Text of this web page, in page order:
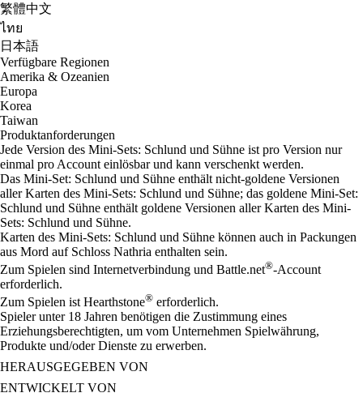
繁體中文
ไทย
日本語
Verfügbare Regionen
Amerika & Ozeanien
Europa
Korea
Taiwan
Produktanforderungen
Jede Version des Mini-Sets: Schlund und Sühne ist pro Version nur
einmal pro Account einlösbar und kann verschenkt werden.
Das Mini-Set: Schlund und Sühne enthält nicht-goldene Versionen
aller Karten des Mini-Sets: Schlund und Sühne; das goldene Mini-Set:
Schlund und Sühne enthält goldene Versionen aller Karten des Mini-
Sets: Schlund und Sühne.
Karten des Mini-Sets: Schlund und Sühne können auch in Packungen
aus Mord auf Schloss Nathria enthalten sein.
Zum Spielen sind Internetverbindung und Battle.net®-Account
erforderlich.
Zum Spielen ist Hearthstone® erforderlich.
Spieler unter 18 Jahren benötigen die Zustimmung eines
Erziehungsberechtigten, um vom Unternehmen Spielwährung,
Produkte und/oder Dienste zu erwerben.
HERAUSGEGEBEN VON
ENTWICKELT VON